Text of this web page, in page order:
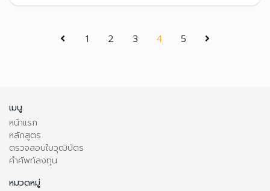
1 2 3 4(current)
5
เมนู
หน้าแรก
หลักสูตร
ตรวจสอบใบวุฒิบัตร
คำศัพท์ลงทุน
หมวดหมู่